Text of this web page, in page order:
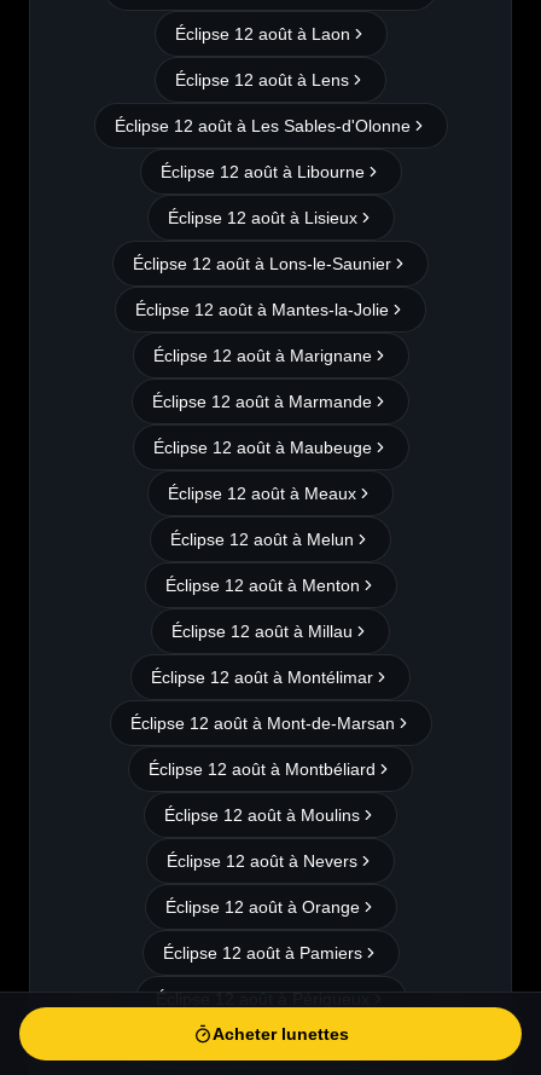
Éclipse 12 août à Laon
Éclipse 12 août à Lens
Éclipse 12 août à Les Sables-d'Olonne
Éclipse 12 août à Libourne
Éclipse 12 août à Lisieux
Éclipse 12 août à Lons-le-Saunier
Éclipse 12 août à Mantes-la-Jolie
Éclipse 12 août à Marignane
Éclipse 12 août à Marmande
Éclipse 12 août à Maubeuge
Éclipse 12 août à Meaux
Éclipse 12 août à Melun
Éclipse 12 août à Menton
Éclipse 12 août à Millau
Éclipse 12 août à Montélimar
Éclipse 12 août à Mont-de-Marsan
Éclipse 12 août à Montbéliard
Éclipse 12 août à Moulins
Éclipse 12 août à Nevers
Éclipse 12 août à Orange
Éclipse 12 août à Pamiers
Éclipse 12 août àPérigueux
Éclipse 12 août àPontoise
Acheter lunettes